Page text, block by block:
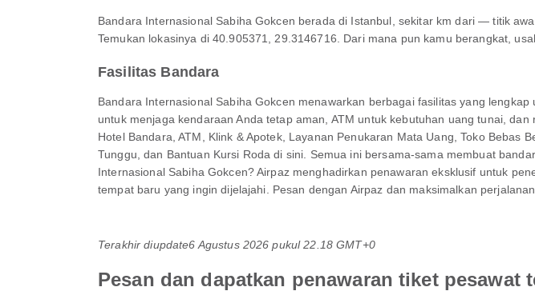
Bandara Internasional Sabiha Gokcen berada di Istanbul, sekitar km dari — titik
Temukan lokasinya di 40.905371, 29.3146716. Dari mana pun kamu berangkat,
Fasilitas Bandara
Bandara Internasional Sabiha Gokcen menawarkan berbagai fasilitas yang
untuk menjaga kendaraan Anda tetap aman, ATM untuk kebutuhan uang tunai,
Hotel Bandara, ATM, Klink & Apotek, Layanan Penukaran Mata Uang, Toko Bebas
Tunggu, dan Bantuan Kursi Roda di sini. Semua ini bersama-sama membuat
Internasional Sabiha Gokcen? Airpaz menghadirkan penawaran eksklusif untuk
tempat baru yang ingin dijelajahi. Pesan dengan Airpaz dan maksimalkan perjalanan
Terakhir diupdate6 Agustus 2026 pukul 22.18 GMT+0
Pesan dan dapatkan penawaran tiket